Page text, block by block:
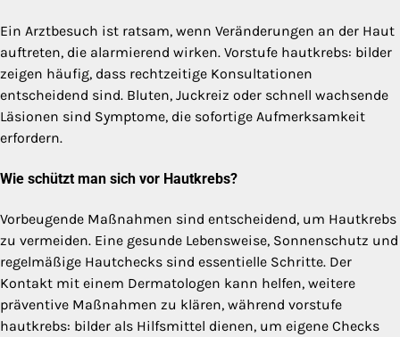
Ein Arztbesuch ist ratsam, wenn Veränderungen an der Haut
auftreten, die alarmierend wirken. Vorstufe hautkrebs: bilder
zeigen häufig, dass rechtzeitige Konsultationen
entscheidend sind. Bluten, Juckreiz oder schnell wachsende
Läsionen sind Symptome, die sofortige Aufmerksamkeit
erfordern.
Wie schützt man sich vor Hautkrebs?
Vorbeugende Maßnahmen sind entscheidend, um Hautkrebs
zu vermeiden. Eine gesunde Lebensweise, Sonnenschutz und
regelmäßige Hautchecks sind essentielle Schritte. Der
Kontakt mit einem Dermatologen kann helfen, weitere
präventive Maßnahmen zu klären, während vorstufe
hautkrebs: bilder als Hilfsmittel dienen, um eigene Checks